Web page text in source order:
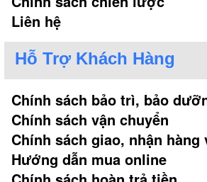
Liên hệ
Hỗ Trợ Khách Hàng
Chính sách bảo trì, bảo
Chính sách vận chuyển
Chính sách giao, nhận
Hướng dẫn mua online